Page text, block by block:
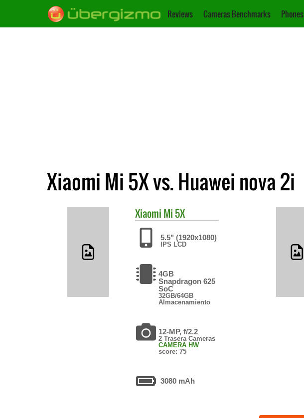
Reviews Cameras Benchmarks Phones
Xiaomi Mi 5X vs. Huawei nova 2i
Xiaomi Mi 5X
5.5" (1920x1080)
IPS LCD
4GB
Snapdragon 625
SoC
32GB/64GB
Almacenamiento
12-MP, f/2.2
2 Trasera Cameras
CAMERA HW
score: 75
3080 mAh